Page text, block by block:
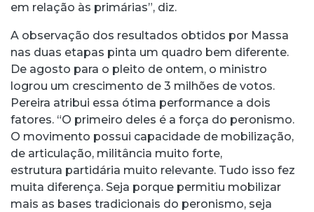
em relação às primárias”, diz.
A observação dos resultados obtidos por Massa
nas duas etapas pinta um quadro bem diferente.
De agosto para o pleito de ontem, o ministro
logrou um crescimento de 3 milhões de votos.
Pereira atribui essa ótima performance a dois
fatores. “O primeiro deles é a força do peronismo.
O movimento possui capacidade de mobilização,
de articulação, militância muito forte,
estrutura partidária muito relevante. Tudo isso fez
muita diferença. Seja porque permitiu mobilizar
mais as bases tradicionais do peronismo, seja